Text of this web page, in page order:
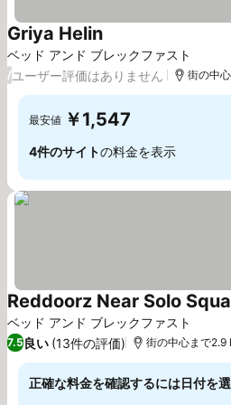
ベッド アンド ブレックファスト
Griya Helin料金を表示
/ユーザー評価はありません 街の中
最安値 ￥1,547
4件のサイトの料金を表示
ベッド アンド ブレックファスト
Reddoorz Near Solo
7.5良い (13件の評価) 街の中心まで2.9
正確な料金を確認するには日付を